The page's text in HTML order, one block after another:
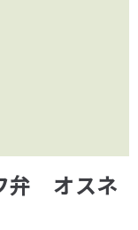
弁 オスネ